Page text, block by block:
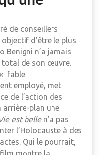
de conseillers
d’être le plus
Benigni n’a jamais
total de son œuvre.
fable
employé, met
de l’action des
arrière-plan une
est bellen’a pas
l’Holocauste à des
Qui le pourrait,
film montre la